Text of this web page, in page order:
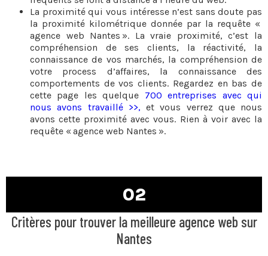
La proximité qui vous intéresse n’est sans doute pas
la proximité kilométrique donnée par la requête «
agence web Nantes ». La vraie proximité, c’est la
compréhension de ses clients, la réactivité, la
connaissance de vos marchés, la compréhension de
votre process d’affaires, la connaissance des
comportements de vos clients. Regardez en bas de
cette page les quelque 700 entreprises avec qui
nous avons travaillé >>, et vous verrez que nous
avons cette proximité avec vous. Rien à voir avec la
requête « agence web Nantes ».
02
Critères pour trouver la meilleure agence web sur
Nantes